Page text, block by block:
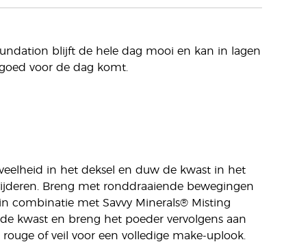
blijft de hele dag mooi en kan in lagen
voor de dag komt.
in het deksel en duw de kwast in het
Breng met ronddraaiende bewegingen
combinatie met Savvy Minerals® Misting
kwast en breng het poeder vervolgens aan
of veil voor een volledige make-uplook.